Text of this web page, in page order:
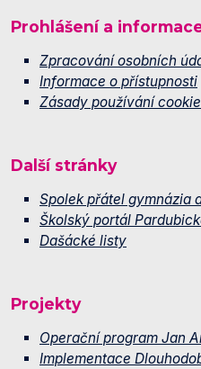
Prohlášení a
Zpracování osobních
Informace o přístupnosti
Zásady používání
Další stránky
Spolek přátel gymnázia
Školský portál
Dašácké listy
Projekty
Operační program Jan
Implementace